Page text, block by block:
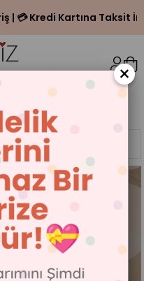
💳 Kredi Kartına Taksit
Filtreleme
×